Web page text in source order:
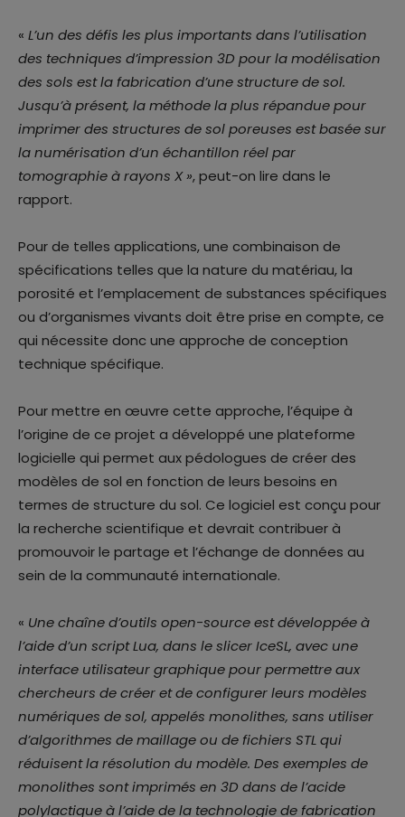
« L’un des défis les plus importants dans l’utilisation
des techniques d’impression 3D pour la modélisation
des sols est la fabrication d’une structure de sol.
Jusqu’à présent, la méthode la plus répandue pour
imprimer des structures de sol poreuses est basée sur
la numérisation d’un échantillon réel par
tomographie à rayons X », peut-on lire dans le
rapport.
Pour de telles applications, une combinaison de
spécifications telles que la nature du matériau, la
porosité et l’emplacement de substances spécifiques
ou d’organismes vivants doit être prise en compte, ce
qui nécessite donc une approche de conception
technique spécifique.
Pour mettre en œuvre cette approche, l’équipe à
l’origine de ce projet a développé une plateforme
logicielle qui permet aux pédologues de créer des
modèles de sol en fonction de leurs besoins en
termes de structure du sol. Ce logiciel est conçu pour
la recherche scientifique et devrait contribuer à
promouvoir le partage et l’échange de données au
sein de la communauté internationale.
« Une chaîne d’outils open-source est développée à
l’aide d’un script Lua, dans le slicer IceSL, avec une
interface utilisateur graphique pour permettre aux
chercheurs de créer et de configurer leurs modèles
numériques de sol, appelés monolithes, sans utiliser
d’algorithmes de maillage ou de fichiers STL qui
réduisent la résolution du modèle. Des exemples de
monolithes sont imprimés en 3D dans de l’acide
polylactique à l’aide de la technologie de fabrication